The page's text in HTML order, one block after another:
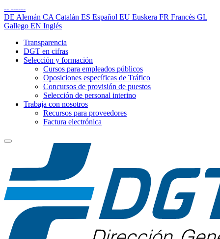
-- ------
DE Alemán CA Catalán ES Español EU Euskera FR Francés GL
Gallego EN Inglés
Transparencia
DGT en cifras
Selección y formación
Cursos para empleados públicos
Oposiciones específicas de Tráfico
Concursos de provisión de puestos
Selección de personal interino
Trabaja con nosotros
Recursos para proveedores
Factura electrónica